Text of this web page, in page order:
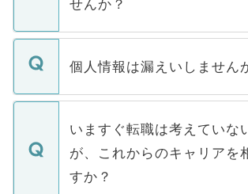
下記の理由によって、一般に
ません。
■応募殺到を避けるため 人気
関を公にしてしまうと、応募
に、医療機関が求める条件に
みを人材紹介会社に依頼する
ています。
せんか？
転職・入職を強要することは
ん。また、仮に応募先から内
定を承諾する必要はありませ
の辞退の連絡はキャリアパー
個人情報は漏えいしません
個人情報が漏えいすることは
で、ご安心ください。当サイ
などで収集したご登録者様の
ご本人のキャリアアップおよ
支援を目的に使用いたします
いますぐ転職は考えていな
が、これからのキャリアを
すか？